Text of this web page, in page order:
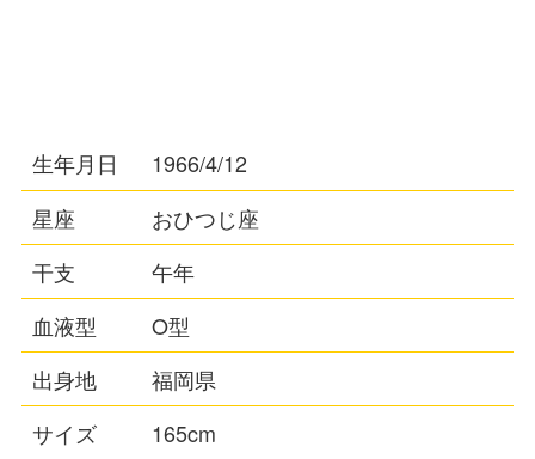
生年月日
1966/4/12
星座
おひつじ座
干支
午年
血液型
O型
出身地
福岡県
サイズ
165cm